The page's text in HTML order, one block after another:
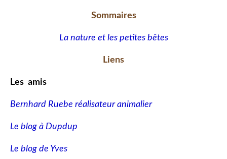
Sommaires
La nature et les petites bêtes
Liens
Les amis
Bernhard Ruebe réalisateur animalier
Le blog à Dupdup
Le blog de Yves